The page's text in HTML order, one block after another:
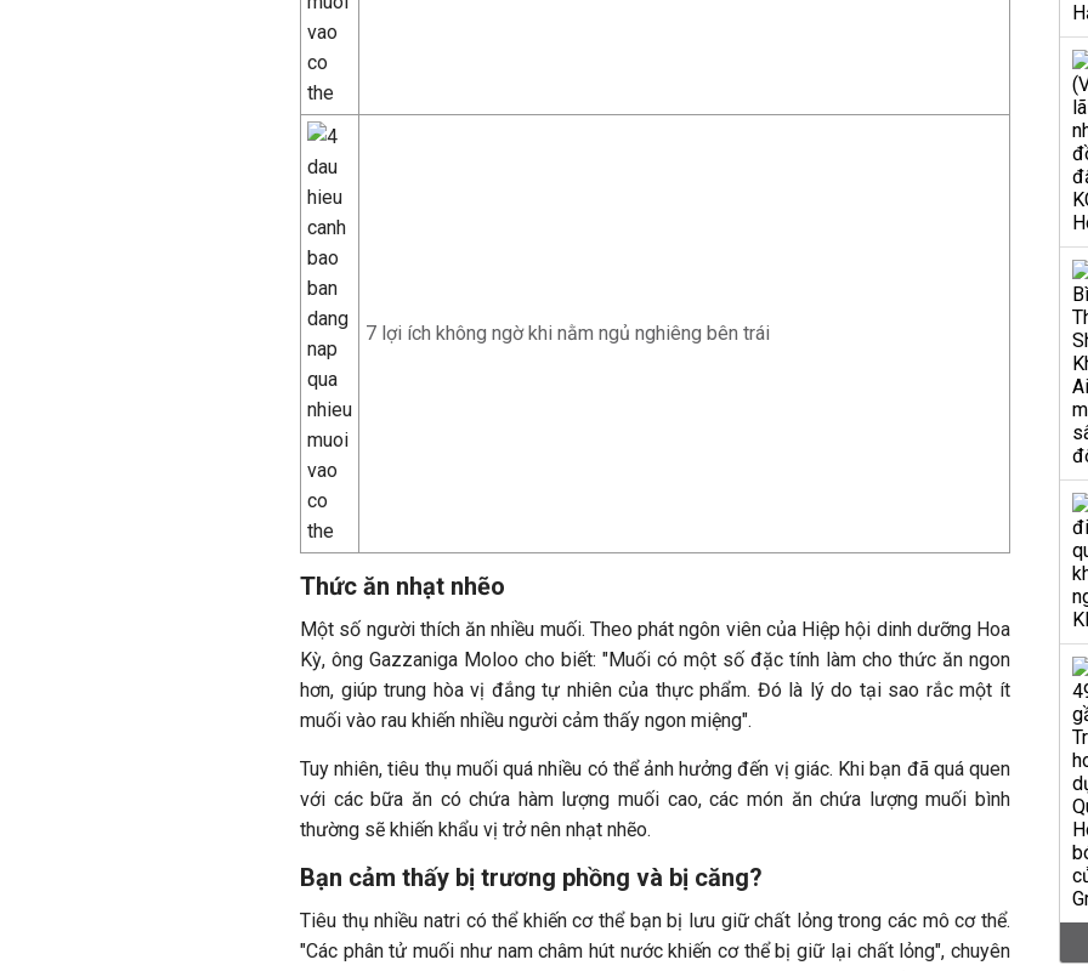
7 lợi ích không ngờ khi nằm ngủ nghiêng bên trái
Thức ăn nhạt nhẽo
Một số người thích ăn nhiều muối. Theo phát ngôn viên của Hiệp hội dinh dưỡng Hoa
Kỳ, ông Gazzaniga Moloo cho biết: "Muối có một số đặc tính làm cho thức ăn ngon
hơn, giúp trung hòa vị đắng tự nhiên của thực phẩm. Đó là lý do tại sao rắc một ít
muối vào rau khiến nhiều người cảm thấy ngon miệng".
Tuy nhiên, tiêu thụ muối quá nhiều có thể ảnh hưởng đến vị giác. Khi bạn đã quá quen
với các bữa ăn có chứa hàm lượng muối cao, các món ăn chứa lượng muối bình
thường sẽ khiến khẩu vị trở nên nhạt nhẽo.
Bạn cảm thấy bị trương phồng và bị căng?
Tiêu thụ nhiều natri có thể khiến cơ thể bạn bị lưu giữ chất lỏng trong các mô cơ thể.
"Các phân tử muối như nam châm hút nước khiến cơ thể bị giữ lại chất lỏng", chuyên